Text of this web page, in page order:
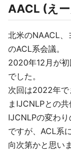
AACL (え
北米のNAACL、
のACL系会議。
2020年12月が
でした。
次回は2022年で
まIJCNLPとの共
IJCNLPの変わ
ですが、ACL系
向次第かと思いま